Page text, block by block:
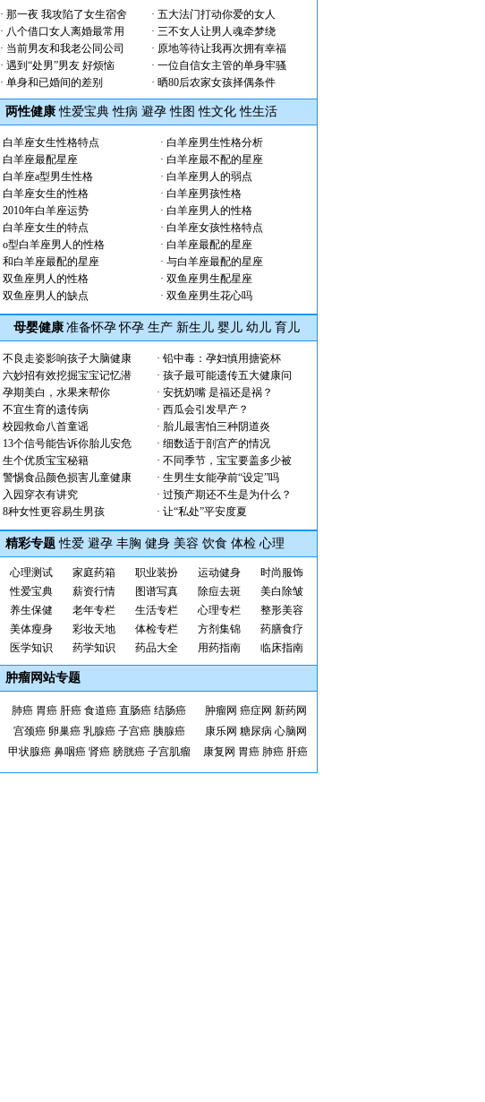
· 那一夜 我攻陷了女生宿舍 · 五大法门打动你爱的女人
· 八个借口女人离婚最常用 · 三不女人让男人魂牵梦绕
· 当前男友和我老公同公司 · 原地等待让我再次拥有幸福
· 遇到“处男”男友 好烦恼 · 一位自信女主管的单身牢骚
· 单身和已婚间的差别 · 晒80后农家女孩择偶条件
两性健康 性爱宝典 性病 避孕 性图 性文化 性生活
白羊座女生性格特点 · 白羊座男生性格分析
白羊座最配星座 · 白羊座最不配的星座
白羊座a型男生性格 · 白羊座男人的弱点
白羊座女生的性格 · 白羊座男孩性格
2010年白羊座运势 · 白羊座男人的性格
白羊座女生的特点 · 白羊座女孩性格特点
o型白羊座男人的性格 · 白羊座最配的星座
和白羊座最配的星座 · 与白羊座最配的星座
双鱼座男人的性格 · 双鱼座男生配星座
双鱼座男人的缺点 · 双鱼座男生花心吗
母婴健康 准备怀孕 怀孕 生产 新生儿 婴儿 幼儿 育儿
不良走姿影响孩子大脑健康 · 铅中毒：孕妇慎用搪瓷杯
六妙招有效挖掘宝宝记忆潜 · 孩子最可能遗传五大健康问
孕期美白，水果来帮你 · 安抚奶嘴 是福还是祸？
不宜生育的遗传病 · 西瓜会引发早产？
校园救命八首童谣 · 胎儿最害怕三种阴道炎
13个信号能告诉你胎儿安危 · 细数适于剖宫产的情况
生个优质宝宝秘籍 · 不同季节，宝宝要盖多少被
警惕食品颜色损害儿童健康 · 生男生女能孕前“设定”吗
入园穿衣有讲究 · 过预产期还不生是为什么？
8种女性更容易生男孩 · 让“私处”平安度夏
精彩专题 性爱 避孕 丰胸 健身 美容 饮食 体检 心理
心理测试 家庭药箱 职业装扮 运动健身 时尚服饰
性爱宝典
薪资行情 图谱写真 除痘去斑 美白 除皱
养生保健
老年专栏 生活专栏 心理专栏
整形美容
美体瘦身
彩妆天地 体检专栏 方剂集锦
药膳食疗
医学知识
药学知识 药品大全 用药指南 临床指南
肿瘤网站专题
肺癌 胃癌 肝癌 食道癌 直肠癌 结肠癌 肿瘤网 癌症网 新药网
宫颈癌 卵巢癌 乳腺癌 子宫癌 胰腺癌 康乐网 糖尿病 心脑网
甲状腺癌 鼻咽癌 肾癌 膀胱癌 子宫肌瘤 康复网 胃癌 肺癌 肝癌